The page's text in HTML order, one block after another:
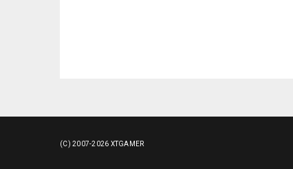
(C) 2007-2026 XTGAMER